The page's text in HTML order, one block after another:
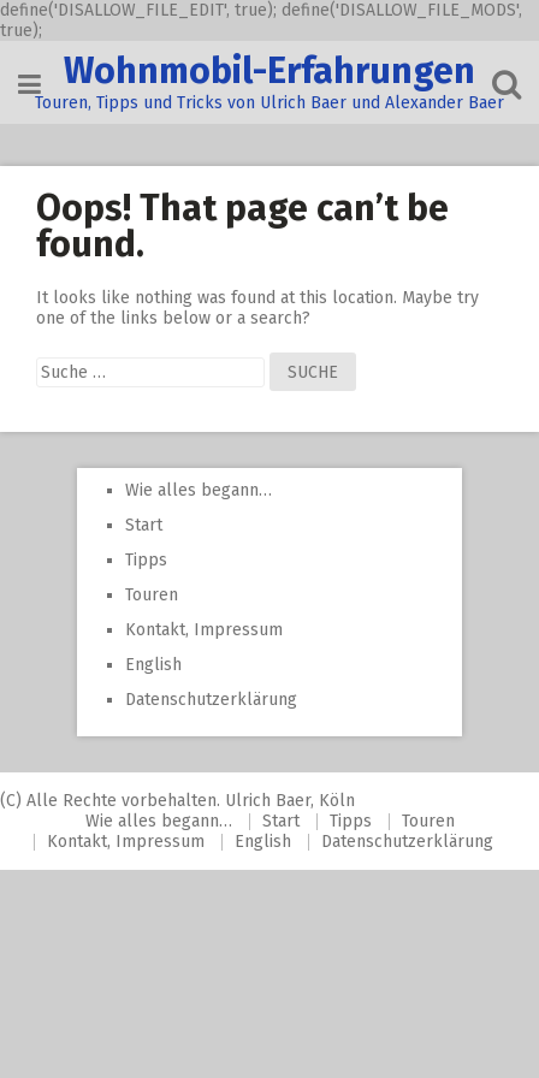
define('DISALLOW_FILE_EDIT', true); define('DISALLOW_FILE_MODS',
true);
content
Wohnmobil-Erfahrungen
Touren, Tipps und Tricks von Ulrich Baer und Alexander Baer
Oops! That page can’t be
found.
It looks like nothing was found at this location. Maybe try
one of the links below or a search?
Suche
nach:
Wie alles begann…
Start
Tipps
Touren
Kontakt, Impressum
English
Datenschutzerklärung
(C) Alle Rechte vorbehalten. Ulrich Baer, Köln
Wie alles begann…
Start Tipps
Touren
Kontakt, Impressum
English Datenschutzerklärung